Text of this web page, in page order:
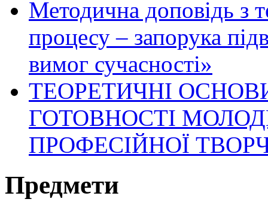
Методична доповідь з
процесу – запорука
вимог сучасності»
ТЕОРЕТИЧНІ
ГОТОВНОСТІ
ПРОФЕСІЙНОЇ
Предмети